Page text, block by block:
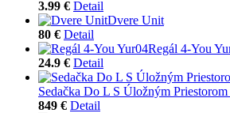
3.99 € Detail
Dvere Unit
80 € Detail
Regál 4-You
24.9 € Detail
Sedačka Do L S Úložným
849 € Detail